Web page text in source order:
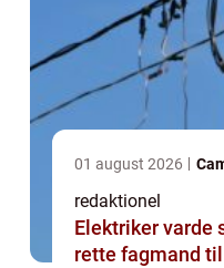
01 august 2026
redaktionel
Elektriker varde sådan vælger du den
rette fagmand